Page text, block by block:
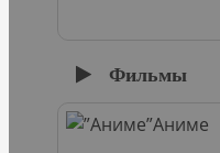
Фильмы
Аниме